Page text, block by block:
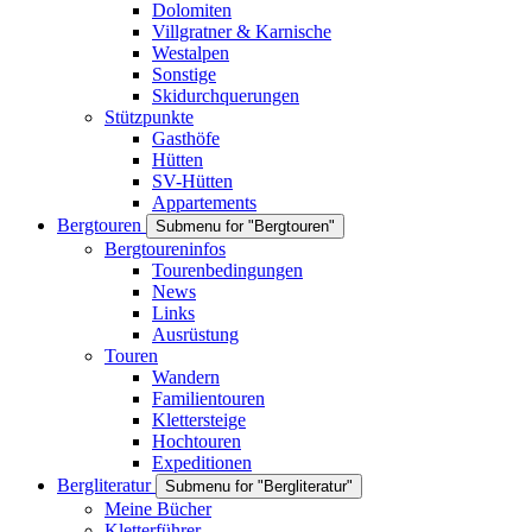
Dolomiten
Villgratner & Karnische
Westalpen
Sonstige
Skidurchquerungen
Stützpunkte
Gasthöfe
Hütten
SV-Hütten
Appartements
Bergtouren
Submenu for "Bergtouren"
Bergtoureninfos
Tourenbedingungen
News
Links
Ausrüstung
Touren
Wandern
Familientouren
Klettersteige
Hochtouren
Expeditionen
Bergliteratur
Submenu for "Bergliteratur"
Meine Bücher